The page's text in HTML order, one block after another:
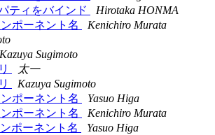
ティをバインド
Hirotaka HONMA
ポーネント名
Kenichiro Murata
Kazuya Sugimoto
太一
Kazuya Sugimoto
ポーネント名
Yasuo Higa
ポーネント名
Kenichiro Murata
ポーネント名
Yasuo Higa